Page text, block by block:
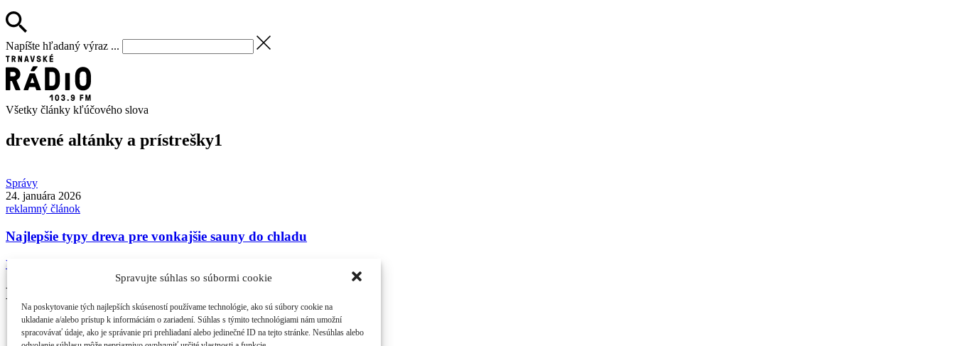
Spravujte súhlas so súbormi cookie
Na poskytovanie tých najlepších skúseností používame technológie, ako sú súbory cookie na
ukladanie a/alebo prístup k informáciám o zariadení. Súhlas s týmito technológiami nám umožní
spracovávať údaje, ako je správanie pri prehliadaní alebo jedinečné ID na tejto stránke. Nesúhlas alebo
Napíšte hľadaný výraz ...
Všetky články kľúčového slova
drevené altánky a prístrešky1
Správy
24. januára 2026
reklamný článok
Najlepšie typy dreva pre vonkajšie sauny do chladu
Vonkajšie sauny zo severského smreku, ale aj drevené altánky a ...
Najčítanejšie
21. ročník MFF Cinematik otvorí svetová premi...
Cinematik uvedie špičkové dánske filmy a priv...